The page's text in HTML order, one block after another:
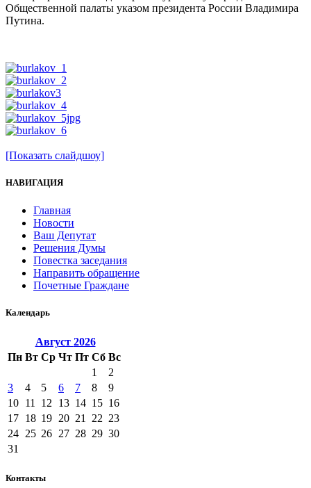
Общественной палаты указом президента России Владимира
Путина.
[Показать слайдшоу]
НАВИГАЦИЯ
Главная
Новости
Ваш Депутат
Решения Думы
Повестка заседания
Направить обращение
Почетные Граждане
Календарь
Август 2026
Пн Вт Ср Чт Пт Сб Вс
1
2
3
4 5 6 7 8
9
10 11 12 13 14 15 16
17 18 19 20 21 22 23
24 25 26 27 28 29 30
31
Контакты